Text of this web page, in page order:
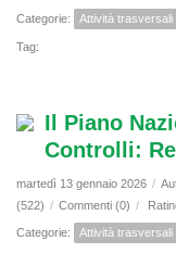
Categorie: Attività trasversali
Tag:
Il Piano
Controlli:
martedì 13 gennaio 2026 /
(522) / Commenti (0) /
Categorie: Attività trasversali